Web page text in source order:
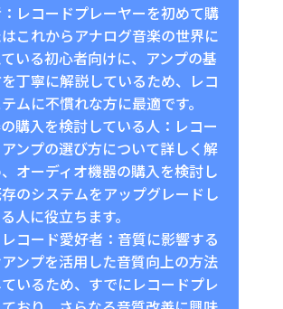
レコードプレーヤーを初めて購
これからアナログ音楽の世界に
いる初心者向けに、アンプの基
丁寧に解説しているため、レコ
ムに不慣れな方に最適です。
購入を検討している人：レコー
ンプの選び方について詳しく解
オーディオ機器の購入を検討し
のシステムをアップグレードし
人に役立ちます。
コード愛好者：音質に影響する
ンプを活用した音質向上の方法
いるため、すでにレコードプレ